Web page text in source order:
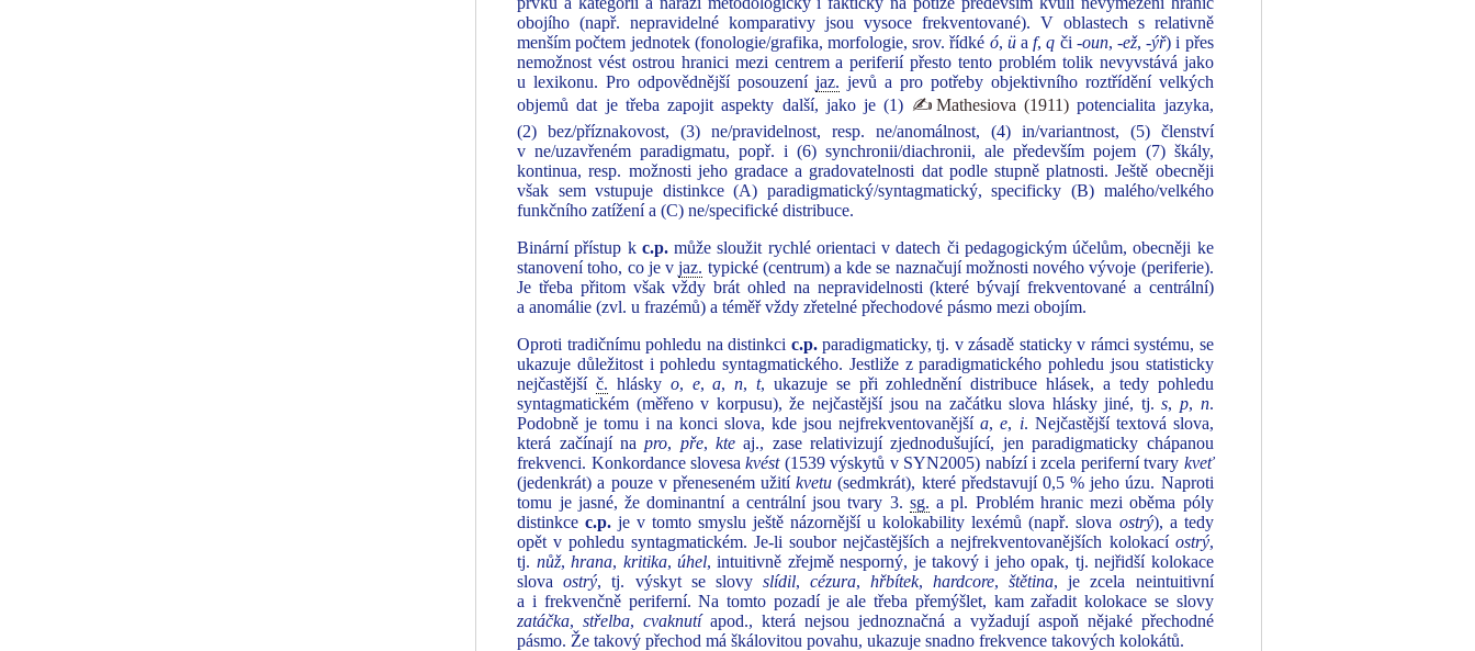
obojího (např. nepravidelné komparativy jsou vysoce frekventované). V oblastech s relativně
menším počtem jednotek (fonologie/grafika, morfologie, srov. řídké ó, üaf,q či ‑oun, ‑ež,‑ýř) i přes
nemožnost vést ostrou hranici mezi centrem a periferií přesto tento problém tolik nevyvstává jako
u lexikonu. Pro odpovědnější posouzení jaz. jevů a pro potřeby objektivního roztřídění velkých
objemů dat je třeba zapojit aspekty další, jako je (1) ✍Mathesiova (1911) potencialita jazyka,
(2) bez/příznakovost, (3) ne/pravidelnost, resp. ne/anomálnost, (4) in/variantnost, (5) členství
v ne/uzavřeném paradigmatu, popř. i (6) synchronii/diachronii, ale především pojem (7) škály,
kontinua, resp. možnosti jeho gradace a gradovatelnosti dat podle stupně platnosti. Ještě obecněji
však sem vstupuje distinkce (A) paradigmatický/syntagmatický, specificky (B) malého/velkého
funkčního zatížení a (C) ne/specifické distribuce.
Binární přístup k c.p.může sloužit rychlé orientaci v datech či pedagogickým účelům, obecněji ke
stanovení toho, co je vjaz. typické (centrum) a kde se naznačují možnosti nového vývoje (periferie).
Je třeba přitom však vždy brát ohled na nepravidelnosti (které bývají frekventované a centrální)
a anomálie (zvl. u frazémů) a téměř vždy zřetelné přechodové pásmo mezi obojím.
Oproti tradičnímu pohledu na distinkci c.p.paradigmaticky, tj. v zásadě staticky v rámci systému, se
ukazuje důležitost i pohledu syntagmatického. Jestliže z paradigmatického pohledu jsou statisticky
nejčastějšíč. hlásky o, e,a,n,t, ukazuje se při zohlednění distribuce hlásek, a tedy pohledu
syntagmatickém (měřeno v korpusu), že nejčastější jsou na začátku slova hlásky jiné, tj.s,p, n.
Podobně je tomu i na konci slova, kde jsou nejfrekventovanějšía,e, i. Nejčastější textová slova,
která začínají napro, pře,kte aj., zase relativizují zjednodušující, jen paradigmaticky chápanou
frekvenci. Konkordance slovesakvést(1539 výskytů v SYN2005) nabízí i zcela periferní tvary kveť
(jedenkrát) a pouze v přeneseném užitíkvetu (sedmkrát), které představují 0,5 % jeho úzu. Naproti
tomu je jasné, že dominantní a centrální jsou tvary 3. sg. a pl. Problém hranic mezi oběma póly
distinkcec.p. je v tomto smyslu ještě názornější u kolokability lexémů (např. slova ostrý), a tedy
opět v pohledu syntagmatickém. Je‑li soubor nejčastějších a nejfrekventovanějších kolokací ostrý,
tj. nůž,hrana, kritika, úhel, intuitivně zřejmě nesporný, je takový i jeho opak, tj. nejřidší kolokace
slovaostrý, tj. výskyt se slovy slídil, cézura,hřbítek,hardcore,štětina, je zcela neintuitivní
a i frekvenčně periferní. Na tomto pozadí je ale třeba přemýšlet, kam zařadit kolokace se slovy
zatáčka,střelba,cvaknutíapod., která nejsou jednoznačná a vyžadují aspoň nějaké přechodné
pásmo. Že takový přechod má škálovitou povahu, ukazuje snadno frekvence takových kolokátů.